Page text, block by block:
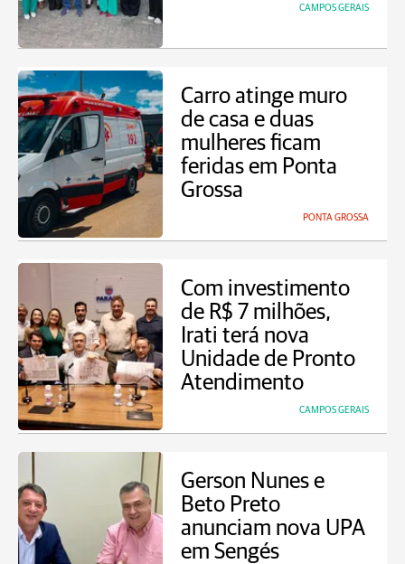
CAMPOS GERAIS
Carro atinge muro
de casa e duas
mulheres ficam
feridas em Ponta
Grossa
PONTA GROSSA
Com investimento
de R$ 7 milhões,
Irati terá nova
Unidade de Pronto
Atendimento
CAMPOS GERAIS
Gerson Nunes e
Beto Preto
anunciam nova UPA
em Sengés